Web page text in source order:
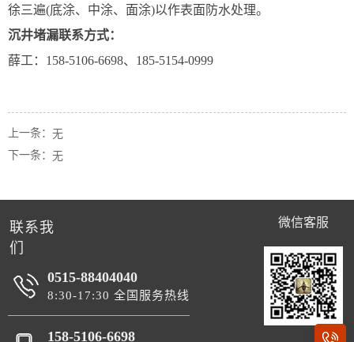
徐三遍(底涂、中涂、面涂)以作表面防水处理。
沉井堵漏联系方式：
薛工：158-5106-6698、185-5154-0999
上一条： 无
下一条： 无
联系我
们
0515-88404040
8:30-17:30 全国服务热线
158-5106-6698
微信客服